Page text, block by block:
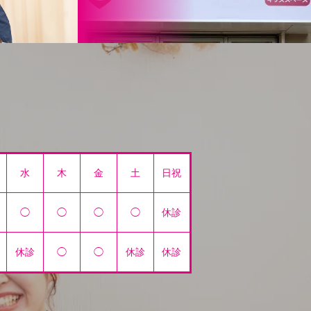
水 木 金 土 日祝
◯ ◯ ◯ ◯ 休診
休診 ◯ ◯ 休診 休診